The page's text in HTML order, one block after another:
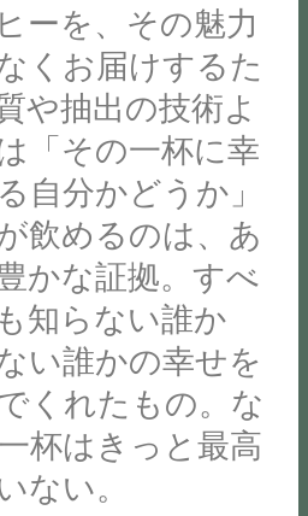
【
ーを、その魅力
くお届けするた
や抽出の技術よ
「その一杯に幸
自分かどうか」
飲めるのは、あ
かな証拠。すべ
知らない誰か
い誰かの幸せを
くれたもの。な
杯はきっと最高
ない。